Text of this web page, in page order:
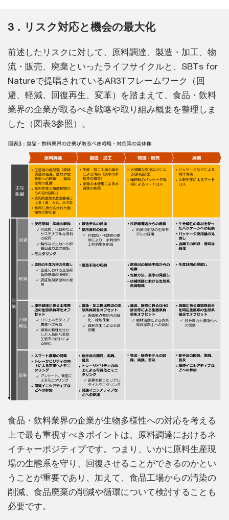
3．リスク対応と機会の最大化
前述したリスクに対して、原料調達、製造・加工、物
流・販売、廃棄といったライフサイクルと、SBTs for
Natureで提唱されているAR3Tフレームワーク（回
避、軽減、回復再生、変革）を踏まえて、食品・飲料
業界の企業が取るべき戦略や取り組み概要を整理しま
した（図表3参照）。
食品・飲料業界の企業が生物多様性への対応を考える
上で最も重視すべきポイントは、原料調達におけるネ
イチャーポジティブです。つまり、いかに原料生産現
場の生態系を守り、回復させることができるのかとい
うことが重要であり、加えて、食品工場からの汚染の
削減、食品廃棄の削減や循環について検討することも
必要です。